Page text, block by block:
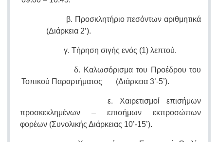
β. Προσκλητήριο πεσόντων αριθμητικά
(Διάρκεια 2’).
γ. Τήρηση σιγής ενός (1) λεπτού.
δ. Καλωσόρισμα του Προέδρου του
Τοπικού Παραρτήματος (Διάρκεια 3’-5’).
ε. Χαιρετισμοί επισήμων
προσκεκλημένων – επισήμων εκπροσώπων
φορέων (Συνολικής Διάρκειας 10’-15’).